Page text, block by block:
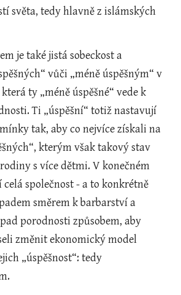
světa, tedy hlavně z islámských
je také jistá sobeckost a
vůči „méně úspěšným“ v
ty „méně úspěšné“ vede k
Ti „úspěšní“ totiž nastavují
tak, aby co nejvíce získali na
kterým však takový stav
s více dětmi. V konečném
společnost - a to konkrétně
směrem k barbarství a
porodnosti způsobem, aby
změnit ekonomický model
„úspěšnost“: tedy